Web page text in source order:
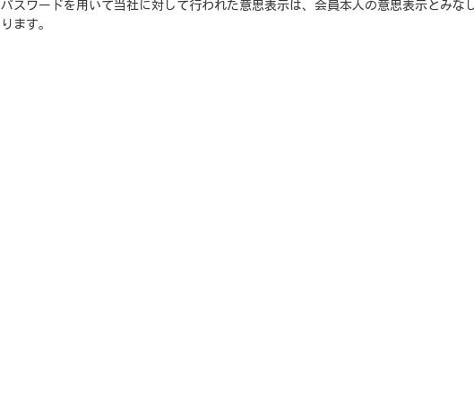
パスワードを用いて当社に対して行われた意思表示は、会員本人の意思表示とみな
ります。